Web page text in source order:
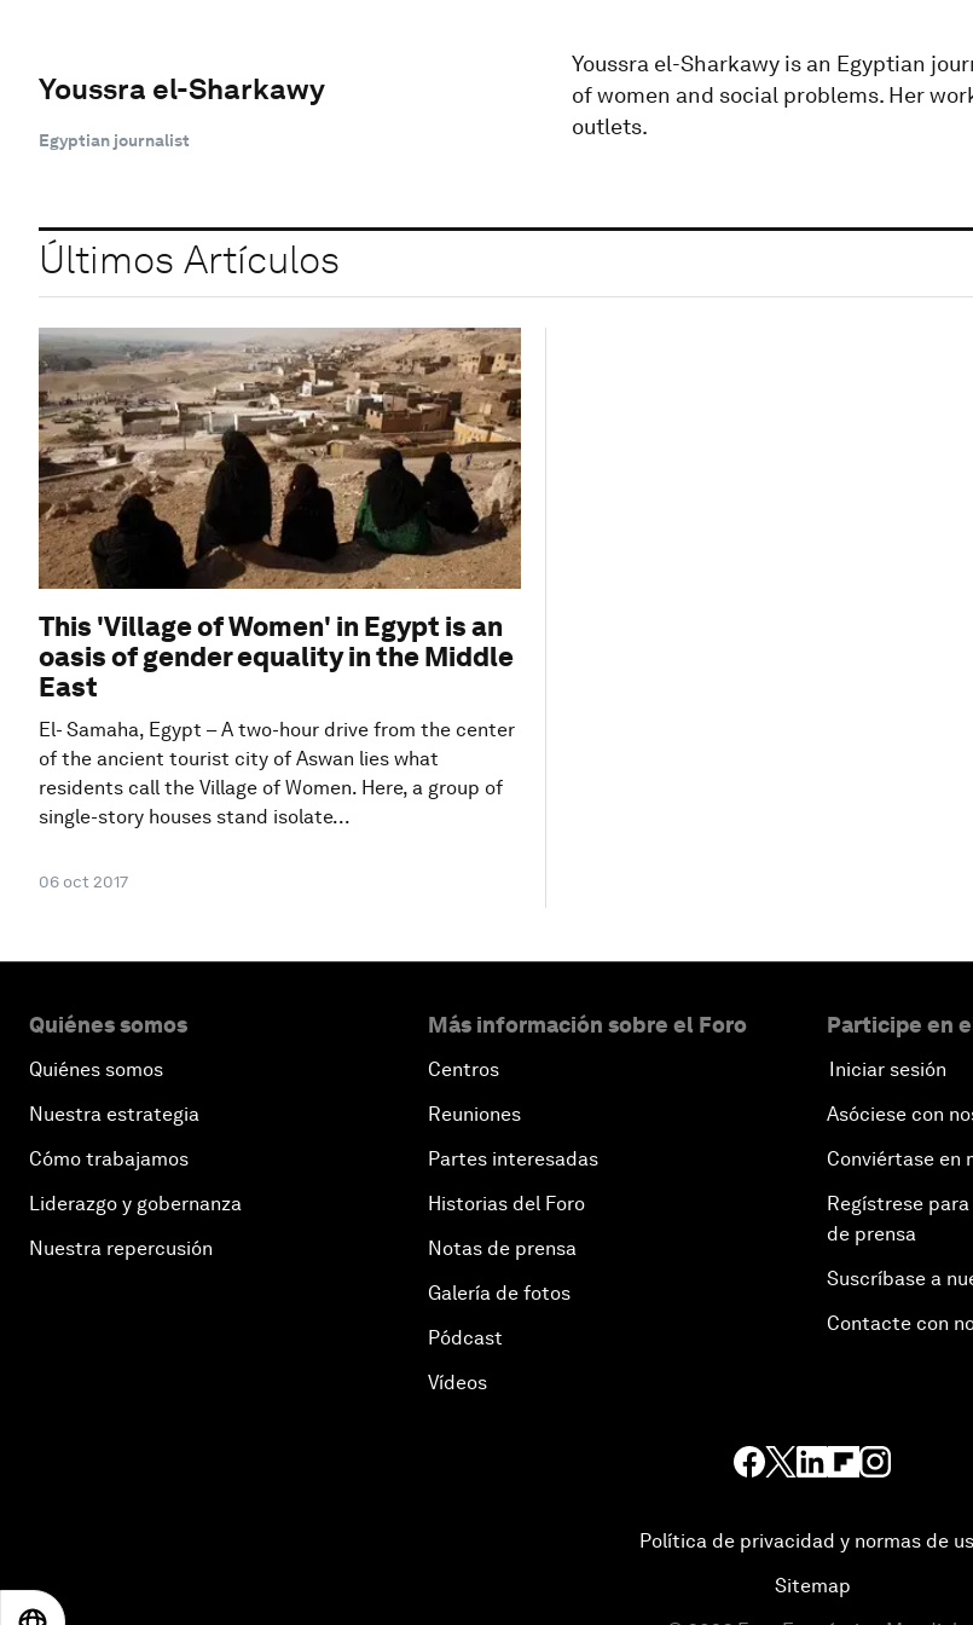
Youssra el-Sharkawy
Egyptian journalist
Youssra el-Sharkawy is an Egyptian
of women and social problems. Her
outlets.
Últimos Artículos
This 'Village of Women' in Egypt is an
oasis of gender equality in the Middle
East
El- Samaha, Egypt – A two-hour drive from the center
of the ancient tourist city of Aswan lies what
residents call the Village of Women. Here, a group of
single-story houses stand isolate...
06 oct 2017
Quiénes somos
Quiénes somos
Nuestra estrategia
Cómo trabajamos
Liderazgo y gobernanza
Nuestra repercusión
Más información sobre el Foro
Centros
Reuniones
Partes interesadas
Historias del Foro
Notas de prensa
Galería de fotos
Pódcast
Vídeos
Participe en
Iniciar sesión
Asóciese con
Conviértase en
Regístrese
de prensa
Suscríbase a
Contacte con
Política de privacidad y normas de
Sitemap